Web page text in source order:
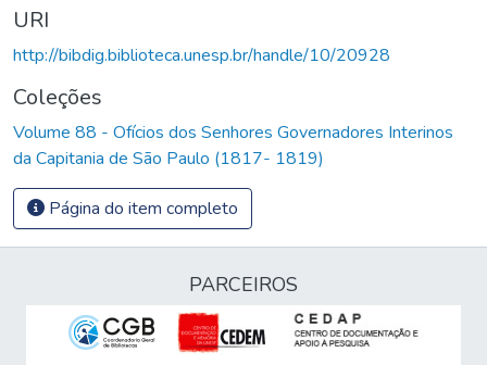
URI
http://bibdig.biblioteca.unesp.br/handle/10/20928
Coleções
Volume 88 - Ofícios dos Senhores Governadores Interinos
da Capitania de São Paulo (1817- 1819)
Página do item completo
PARCEIROS